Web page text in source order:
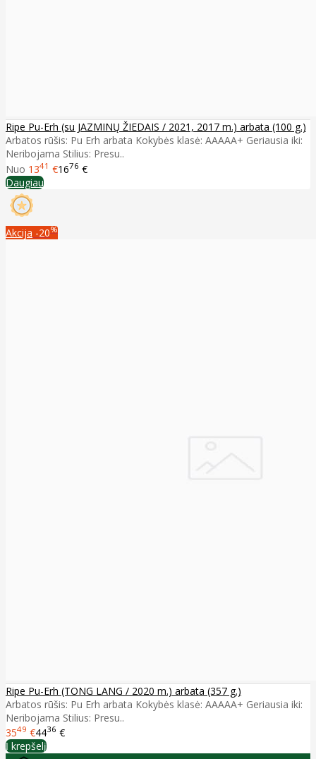
Ripe Pu-Erh (su JAZMINŲ ŽIEDAIS / 2021, 2017 m.) arbata (100 g.)
Arbatos rūšis: Pu Erh arbata Kokybės klasė: AAAAA+ Geriausia iki:
Neribojama Stilius: Presu..
Nuo 1341 €1676 €
Daugiau
Akcija -20%
Ripe Pu-Erh (TONG LANG / 2020 m.) arbata (357 g.)
Arbatos rūšis: Pu Erh arbata Kokybės klasė: AAAAA+ Geriausia iki:
Neribojama Stilius: Presu..
3549 €4436 €
Į krepšelį